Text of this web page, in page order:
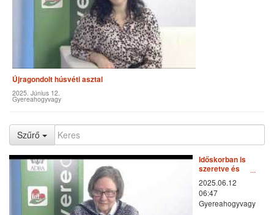
Újragondolt húsvéti asztal
2025. Június 12.
Gyereahogyvagy
Szűrő
Időskorban is
szeretve és
elfogadva
2025.06.12
06:47
Gyereahogyvagy